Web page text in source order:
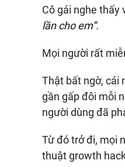
Cô gái nghe thấy
lần cho em”.
Mọi người rất
Thật bất ngờ, cái
gần gấp đôi mỗi
người dùng đã
Từ đó trở đi, mọi
thuật growth